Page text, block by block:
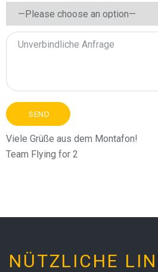
Viele Grüße aus dem Montafon!
Team Flying for 2
NÜTZLICHE